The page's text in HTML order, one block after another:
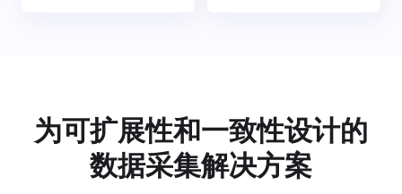
为可扩展性和一致性设计的
数据采集解决方案